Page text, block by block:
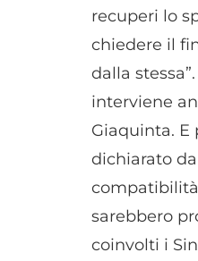
recuperi lo
chiedere il
dalla
interviene
Giaquinta.
dichiarato
sarebbero
coinvolti i